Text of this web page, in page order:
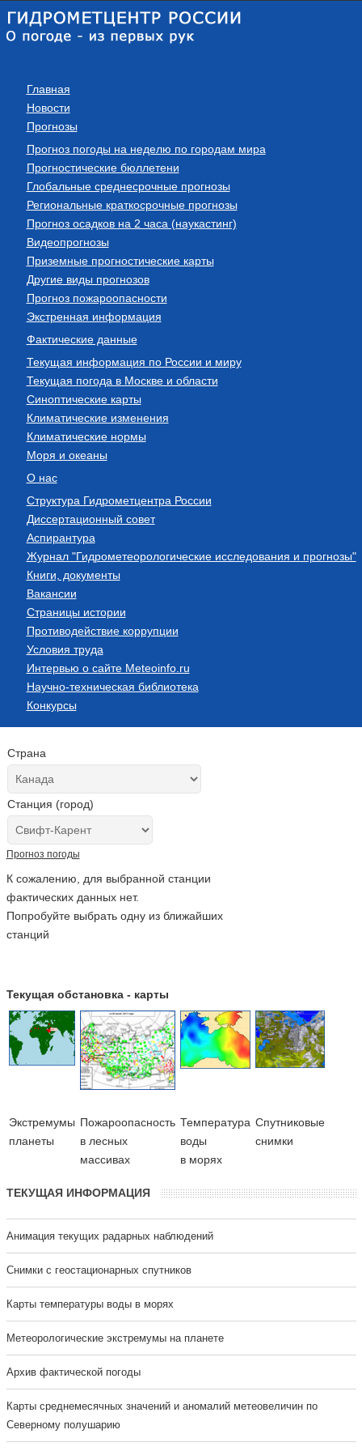
Главная
Новости
Прогнозы
Прогноз погоды на неделю по городам мира
Прогностические бюллетени
Глобальные среднесрочные прогнозы
Региональные краткосрочные прогнозы
Прогноз осадков на 2 часа (наукастинг)
Видеопрогнозы
Приземные прогностические карты
Другие виды прогнозов
Прогноз пожароопасности
Экстренная информация
Фактические данные
Текущая информация по России и миру
Текущая погода в Москве и области
Синоптические карты
Климатические изменения
Климатические нормы
Моря и океаны
О нас
Структура Гидрометцентра России
Диссертационный совет
Аспирантура
Журнал "Гидрометеорологические исследования и прогнозы"
Книги, документы
Вакансии
Страницы истории
Противодействие коррупции
Условия труда
Интервью о сайте Meteoinfo.ru
Научно-техническая библиотека
Конкурсы
Страна
Станция (город)
Прогноз погоды
К сожалению, для выбранной станции
фактических данных нет.
Попробуйте выбрать одну из ближайших
станций
Текущая обстановка - карты
Экстремумы
планеты
Пожароопасность
в лесных
массивах
Температура
воды
в морях
Cпутниковые
снимки
ТЕКУЩАЯ ИНФОРМАЦИЯ
Анимация текущих радарных наблюдений
Cнимки с геостационарных спутников
Карты температуры воды в морях
Метеорологические экстремумы на планете
Архив фактической погоды
Карты среднемесячных значений и аномалий метеовеличин по
Северному полушарию